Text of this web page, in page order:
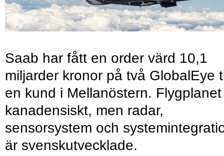
Saab har fått en order värd 10,1
miljarder kronor på två GlobalEye
en kund i Mellanöstern.
kanadensiskt, men radar,
sensorsystem och
är svenskutvecklade.